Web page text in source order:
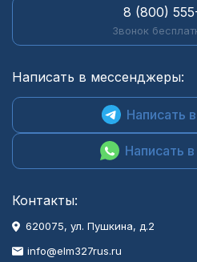
8 (800)
Звонок
Написать в мессенджеры:
Написать
Написать
Контакты:
620075, ул. Пушкина, д.2
info@elm327rus.ru